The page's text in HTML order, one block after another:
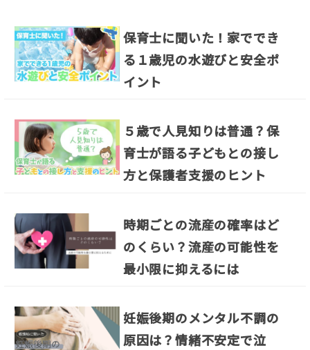
保育士に聞いた！家ででき
る１歳児の水遊びと安全ポ
イント
５歳で人見知りは普通？保
育士が語る子どもとの接し
方と保護者支援のヒント
時期ごとの流産の確率はど
のくらい？流産の可能性を
最小限に抑えるには
妊娠後期のメンタル不調の
原因は？情緒不安定で泣